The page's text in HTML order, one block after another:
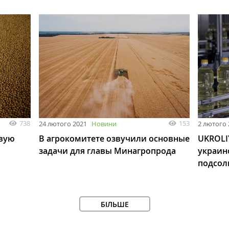
738 24 лютого 2021 Новини 153
В агрокомитете озвучили основные
задачи для главы Минагропрода
2 лютого
БІЛЬШЕ